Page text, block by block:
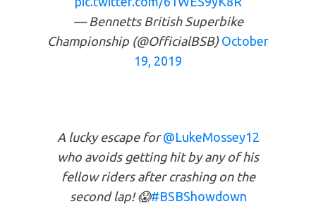
— Bennetts British Superbike
Championship (@OfficialBSB) October
19, 2019
A lucky escape for@LukeMossey12
who avoids getting hit by any of his
fellow riders after crashing on the
second lap! 😱#BSBShowdown